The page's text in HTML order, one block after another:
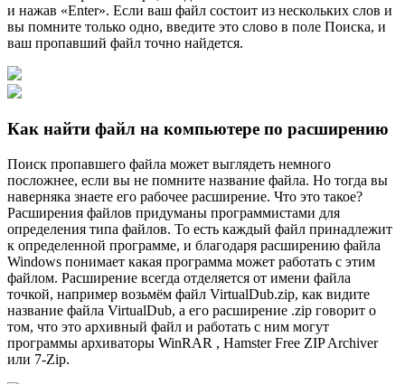
и нажав «Enter». Если ваш файл состоит из нескольких слов и
вы помните только одно, введите это слово в поле Поиска, и
ваш пропавший файл точно найдется.
Как найти файл на компьютере по расширению
Поиск пропавшего файла может выглядеть немного
посложнее, если вы не помните название файла. Но тогда вы
наверняка знаете его рабочее расширение. Что это такое?
Расширения файлов придуманы программистами для
определения типа файлов. То есть каждый файл принадлежит
к определенной программе, и благодаря расширению файла
Windows понимает какая программа может работать с этим
файлом. Расширение всегда отделяется от имени файла
точкой, например возьмём файл VirtualDub.zip, как видите
название файла VirtualDub, а его расширение .zip говорит о
том, что это архивный файл и работать с ним могут
программы архиваторы WinRAR , Hamster Free ZIP Archiver
или 7-Zip.